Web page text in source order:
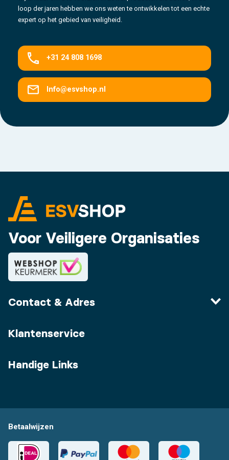
loop der jaren hebben we ons weten te ontwikkelen tot een echte
expert op het gebied van veiligheid.
+31 24 808 1698
Info@esvshop.nl
Voor Veiligere Organisaties
Contact & Adres
Klantenservice
Handige Links
Betaalwijzen